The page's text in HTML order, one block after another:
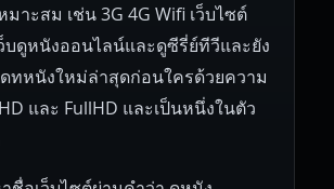
าะสม เช่น 3G 4G Wifi เว็บไซต์
ว็บดูหนังออนไลน์และดูซีรี่ย์ทีวีและยัง
ดทหนังใหม่ล่าสุดก่อนใครด้วยความ
และ FullHD และเป็นหนึ่งในตัว